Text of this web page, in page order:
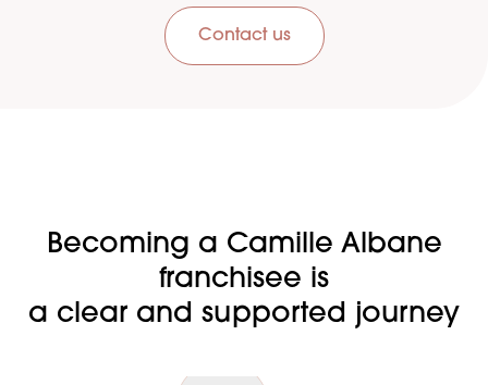
Contact us
Becoming a Camille Albane
franchisee is
a clear and supported journey